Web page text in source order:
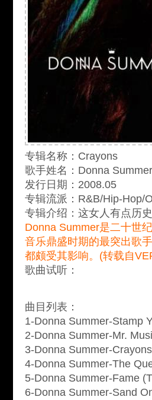
专辑名称：Crayons
歌手姓名：Donna Summer
发行日期：2008.05
专辑流派：R&B/Hip-Hop/
专辑介绍：这女人有点历
Donna Summer是二十世
音乐鼎盛时期的最突出歌
都颇受其影响。(转载自
歌曲试听：
曲目列表：
1-Donna Summer-Stamp
2-Donna Summer-Mr.
3-Donna Summer-
4-Donna Summer-The
5-Donna Summer-Fame
6-Donna Summer-Sand